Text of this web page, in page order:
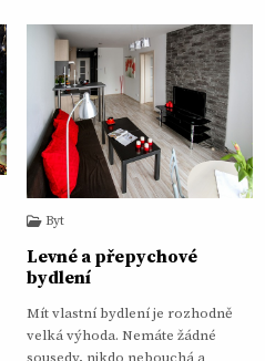
Byt
Levné a přepychové
bydlení
Mít vlastní bydlení je rozhodně
velká výhoda. Nemáte žádné